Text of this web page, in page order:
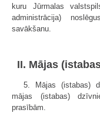
kuru Jūrmalas
administrācija)
savākšanu.
II. Mājas
5. Mājas (istabas)
mājas (istabas)
prasībām.